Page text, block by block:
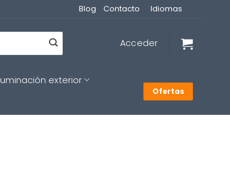
Blog Contacto Idiomas
Acceder
exterior
Ofertas